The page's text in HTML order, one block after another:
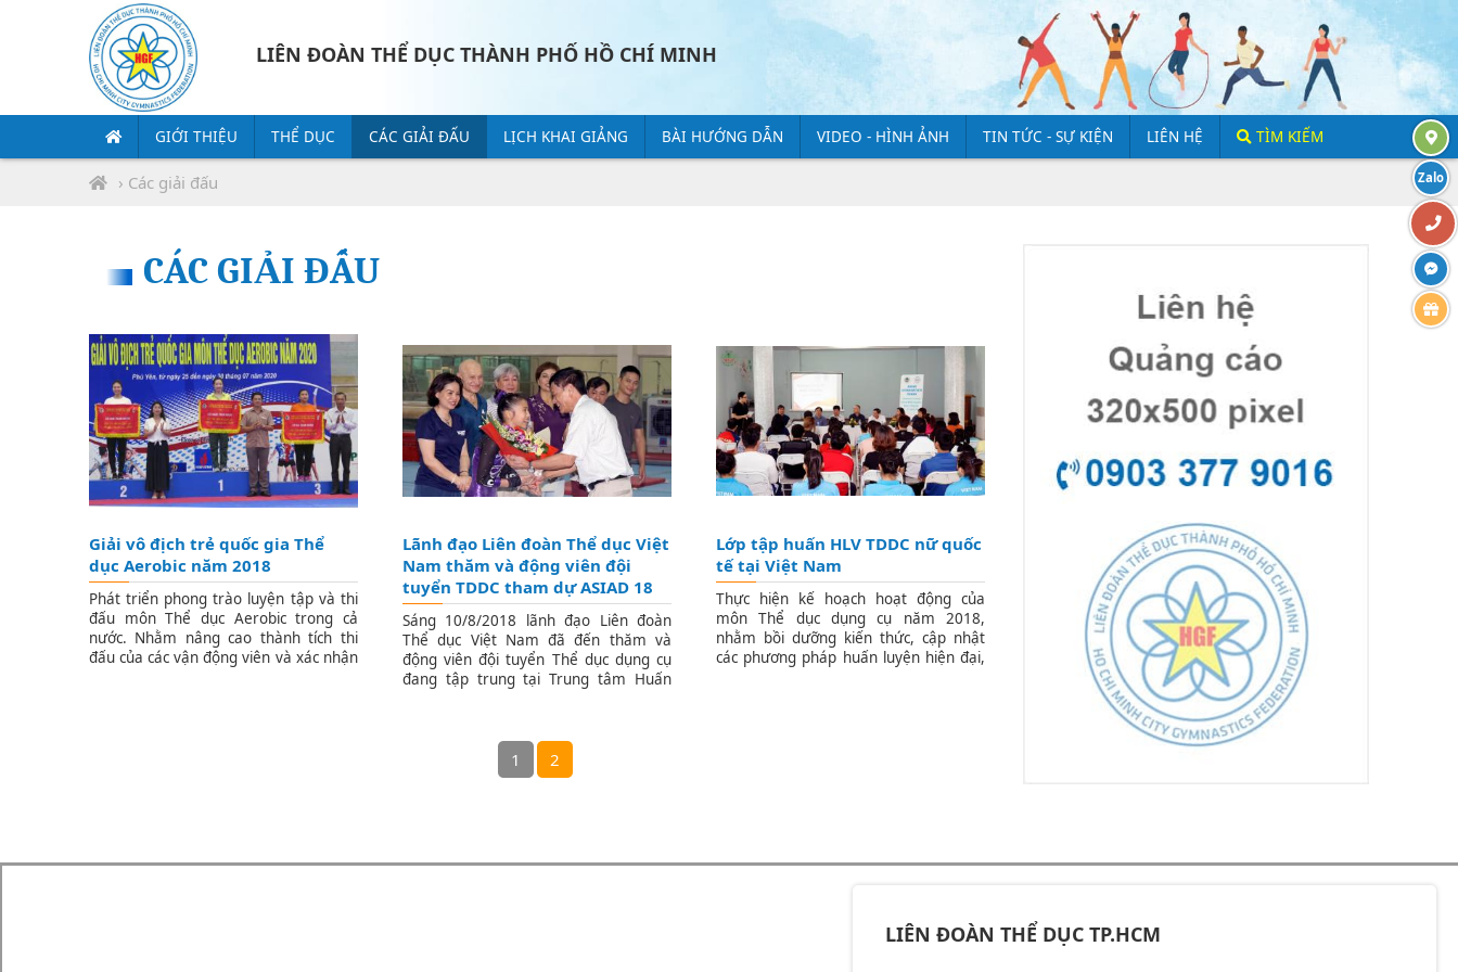
LIÊN ĐOÀN THỂ DỤC THÀNH PHỐ HỒ CHÍ MINH
GIỚI THIỆU THỂ DỤC CÁC GIẢI ĐẤU LỊCH KHAI GIẢNG BÀI HƯỚNG DẪN VIDEO - HÌNH ẢNH TIN TỨC - SỰ KIỆN LIÊN HỆ TÌM KIẾM
› Các giải đấu
CÁC GIẢI ĐẤU
Giải vô địch trẻ quốc gia Thể
dục Aerobic năm 2018
Phát triển phong trào luyện tập và thi
đấu môn Thể dục Aerobic trong cả
nước. Nhằm nâng cao thành tích thi
đấu của các vận động viên và xác nhận
Lãnh đạo Liên đoàn Thể dục Việt
Nam thăm và động viên đội
tuyển TDDC tham dự ASIAD 18
Sáng 10/8/2018 lãnh đạo Liên đoàn
Thể dục Việt Nam đã đến thăm và
động viên đội tuyển Thể dục dụng cụ
đang tập trung tại Trung tâm Huấn
Lớp tập huấn HLV TDDC nữ quốc
tế tại Việt Nam
Thực hiện kế hoạch hoạt động của
môn Thể dục dụng cụ năm 2018,
nhằm bồi dưỡng kiến thức, cập nhật
các phương pháp huấn luyện hiện đại,
1 2
LIÊN ĐOÀN THỂ DỤC TP.HCM
Zalo